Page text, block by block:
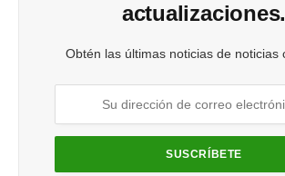
actualizaciones.
Obtén las últimas noticias de noticias